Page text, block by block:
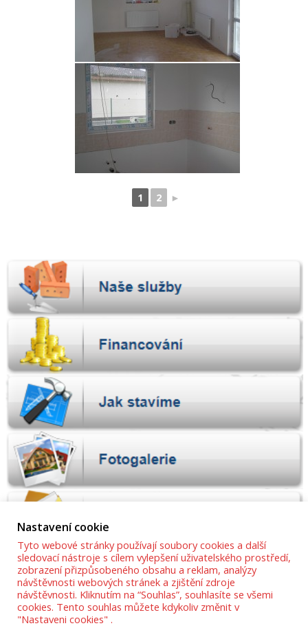
1 2 ►
Nastavení cookie
Tyto webové stránky používají soubory cookies a další
sledovací nástroje s cílem vylepšení uživatelského prostředí,
zobrazení přizpůsobeného obsahu a reklam, analýzy
návštěvnosti webových stránek a zjištění zdroje
návštěvnosti. Kliknutím na “Souhlas”, souhlasíte se všemi
cookies. Tento souhlas můžete kdykoliv změnit v
"Nastaveni cookies" .